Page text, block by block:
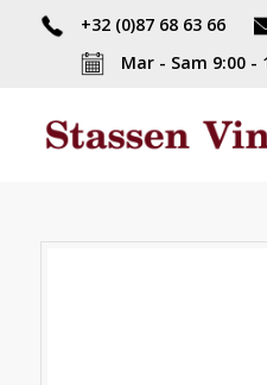
+32 (0)87 68 63 66
Mar - Sam 9:00 -